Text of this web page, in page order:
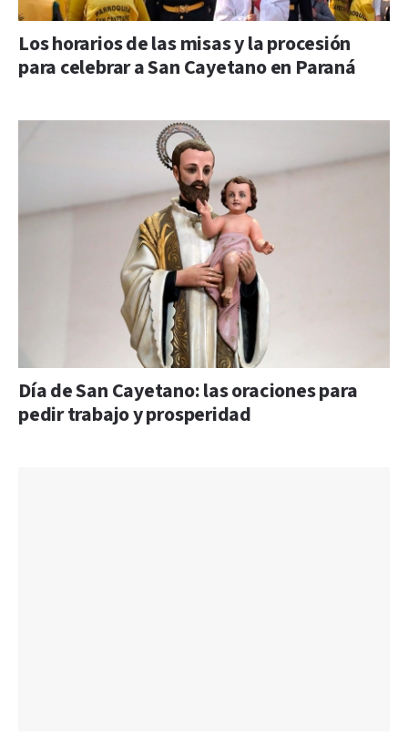
Los horarios de las misas y la procesión
para celebrar a San Cayetano en Paraná
Día de San Cayetano: las oraciones para
pedir trabajo y prosperidad